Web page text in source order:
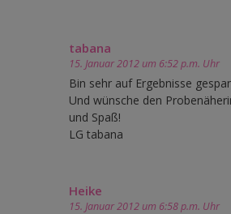
tabana
15. Januar 2012 um 6:52 p.m. Uhr
Bin sehr auf Ergebnisse
Und wünsche den
und Spaß!
LG tabana
Heike
15. Januar 2012 um 6:58 p.m. Uhr